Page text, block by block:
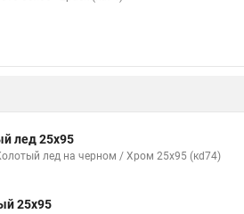
лед 25x95
лед на черном / Хром 25x95 (кd74)
25x95